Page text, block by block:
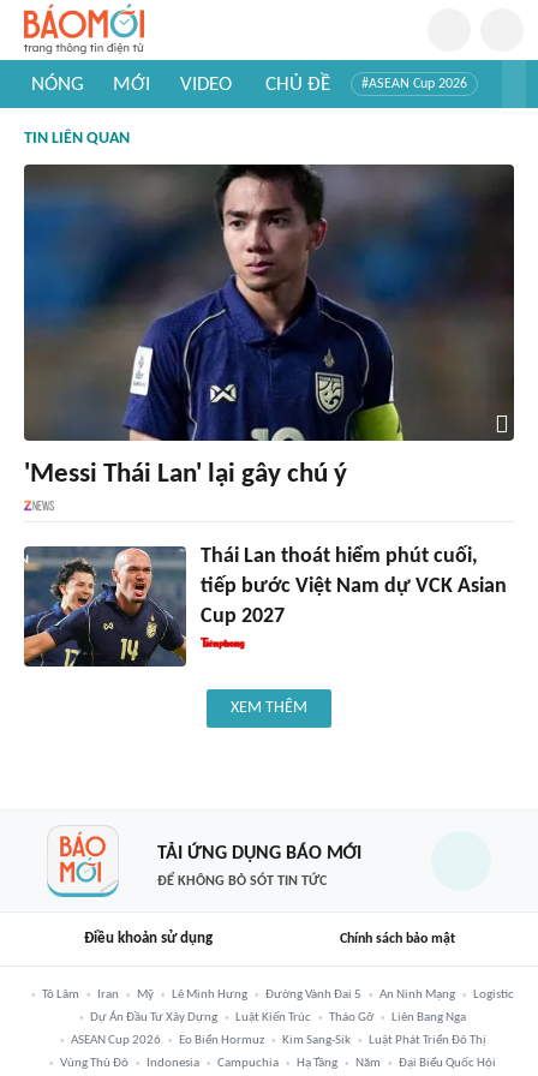
NÓNG MỚI VIDEO CHỦ ĐỀ #ASEAN Cup 2026
#Khám phá thế giới
TIN LIÊN QUAN
'Messi Thái Lan' lại gây chú ý
Thái Lan thoát hiểm phút cuối,
tiếp bước Việt Nam dự VCK Asian
Cup 2027
XEM THÊM
TẢI ỨNG DỤNG BÁO MỚI
ĐỂ KHÔNG BỎ SÓT TIN TỨC
Điều khoản sử dụng Chính sách bảo mật
Tô Lâm Iran Mỹ Lê Minh Hưng Đường Vành Đai 5 An Ninh Mạng
Logistic
Dự Án Đầu Tư Xây Dựng
Luật Kiến Trúc Tháo Gỡ
Liên Bang Nga
ASEAN Cup 2026
Eo Biển Hormuz Kim Sang-Sik
Luật Phát Triển Đô Thị
Vùng Thủ Đô
Indonesia Campuchia Hạ Tầng Năm Đại Biểu Quốc Hội